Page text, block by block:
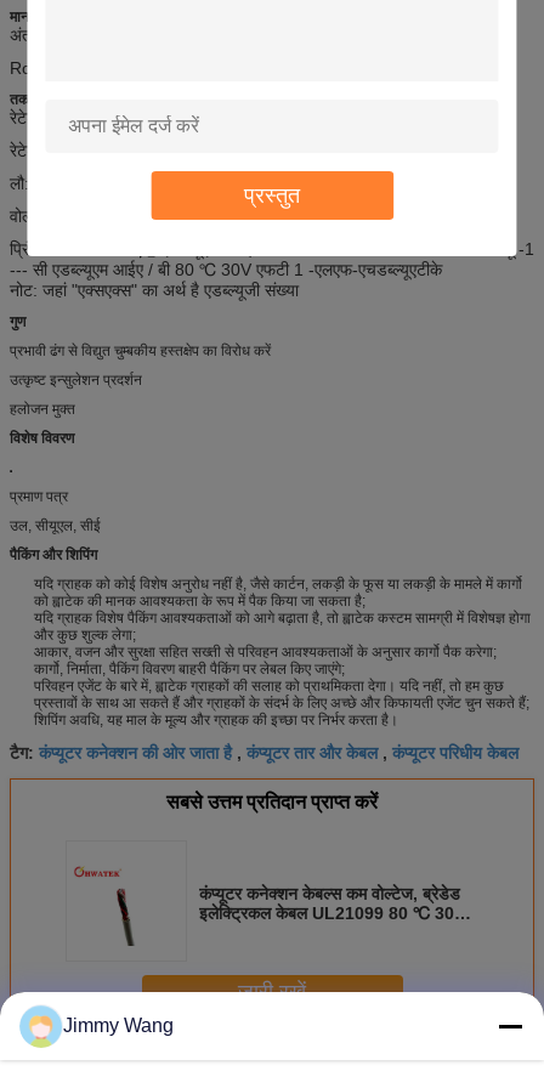
प्रस्तुत
मानक
अंतर्राष्ट्रीय: यूएल 758, उल 1581, उल 2556
RoHS, पहुंच अनुपालन,
तकनीकी डेटा
रेटेड वोल्टेज: 30 वी
रेटेड तापमान: -20
लौ: वीडब्ल्यू -1, एफटी 1, एफटी 2
वोल्टेज परीक्षण का सामना: एसी 0.5kV / 1min
प्रिंटिंग: E258652
एडब्ल्यूएम स्टाइल 20851 AWGXX 80 ℃ 30V वीडब्ल्यू -1
--- सी एडब्ल्यूएम आईए / बी 80 ℃ 30V एफटी 1 -एलएफ-एचडब्ल्यूएटीके
नोट: जहां "एक्सएक्स" का अर्थ है एडब्ल्यूजी संख्या
गुण
प्रभावी ढंग से विद्युत चुम्बकीय हस्तक्षेप का विरोध करें
उत्कृष्ट इन्सुलेशन प्रदर्शन
हलोजन मुक्त
विशेष विवरण
प्रमाण पत्र
उल, सीयूएल, सीई
पैकिंग और शिपिंग
यदि ग्राहक को कोई विशेष अनुरोध नहीं है, जैसे कार्टन, लकड़ी के फूस या लकड़ी के मामले में कार्गो
को ह्वाटेक की मानक आवश्यकता के रूप में पैक किया जा सकता है;
यदि ग्राहक विशेष पैकिंग आवश्यकताओं को आगे बढ़ाता है, तो ह्वाटेक कस्टम सामग्री में विशेषज्ञ होगा
और कुछ शुल्क लेगा;
आकार, वजन और सुरक्षा सहित सख्ती से परिवहन आवश्यकताओं के अनुसार कार्गो पैक करेगा;
कार्गो, निर्माता, पैकिंग विवरण बाहरी पैकिंग पर लेबल किए जाएंगे;
परिवहन एजेंट के बारे में, ह्वाटेक ग्राहकों की सलाह को प्राथमिकता देगा। यदि नहीं, तो हम कुछ
प्रस्तावों के साथ आ सकते हैं और ग्राहकों के संदर्भ के लिए अच्छे और किफायती एजेंट चुन सकते हैं;
शिपिंग अवधि, यह माल के मूल्य और ग्राहक की इच्छा पर निर्भर करता है।
टैग: कंप्यूटर कनेक्शन की ओर जाता है, कंप्यूटर तार और केबल, कंप्यूटर परिधीय केबल
सबसे उत्तम प्रतिदान प्राप्त करें
कंप्यूटर कनेक्शन केबल्स कम वोल्टेज, ब्रेडेड
इलेक्ट्रिकल केबल UL21099 80 ℃ 30V
जारी रखें
अधिककंप्यूटर कनेक्शन केबल्स
Jimmy Wang